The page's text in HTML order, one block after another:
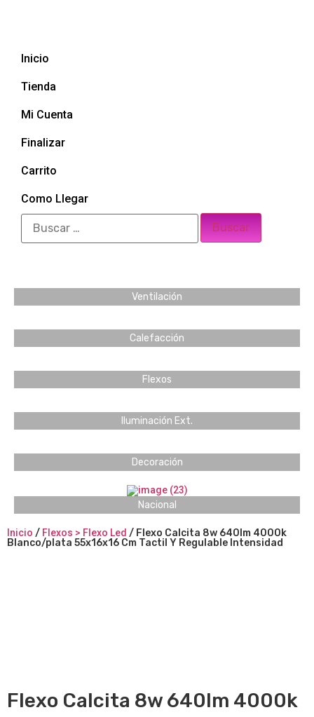
Inicio
Tienda
Mi Cuenta
Finalizar
Carrito
Como Llegar
Ventilación
Calefacción
Flexos
Iluminación Ext.
Decoración
Nacional
Inicio / Flexos > Flexo Led / Flexo Calcita 8w 640lm 4000k
Blanco/plata 55x16x16 Cm Tactil Y Regulable Intensidad
Flexo Calcita 8w 640lm 4000k